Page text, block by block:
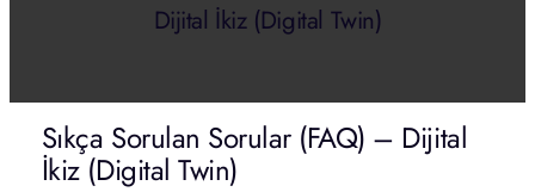
Dijital İkiz (Digital Twin)
Sıkça Sorulan Sorular (FAQ) – Dijital
İkiz (Digital Twin)